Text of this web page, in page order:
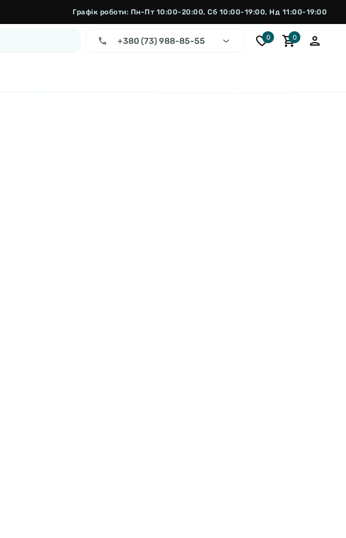
Графік роботи: Пн-Пт 10:00-20:00, Сб 10:00-19:00, Нд 11:00-19:00
+380 (73) 988-85-55 0 0